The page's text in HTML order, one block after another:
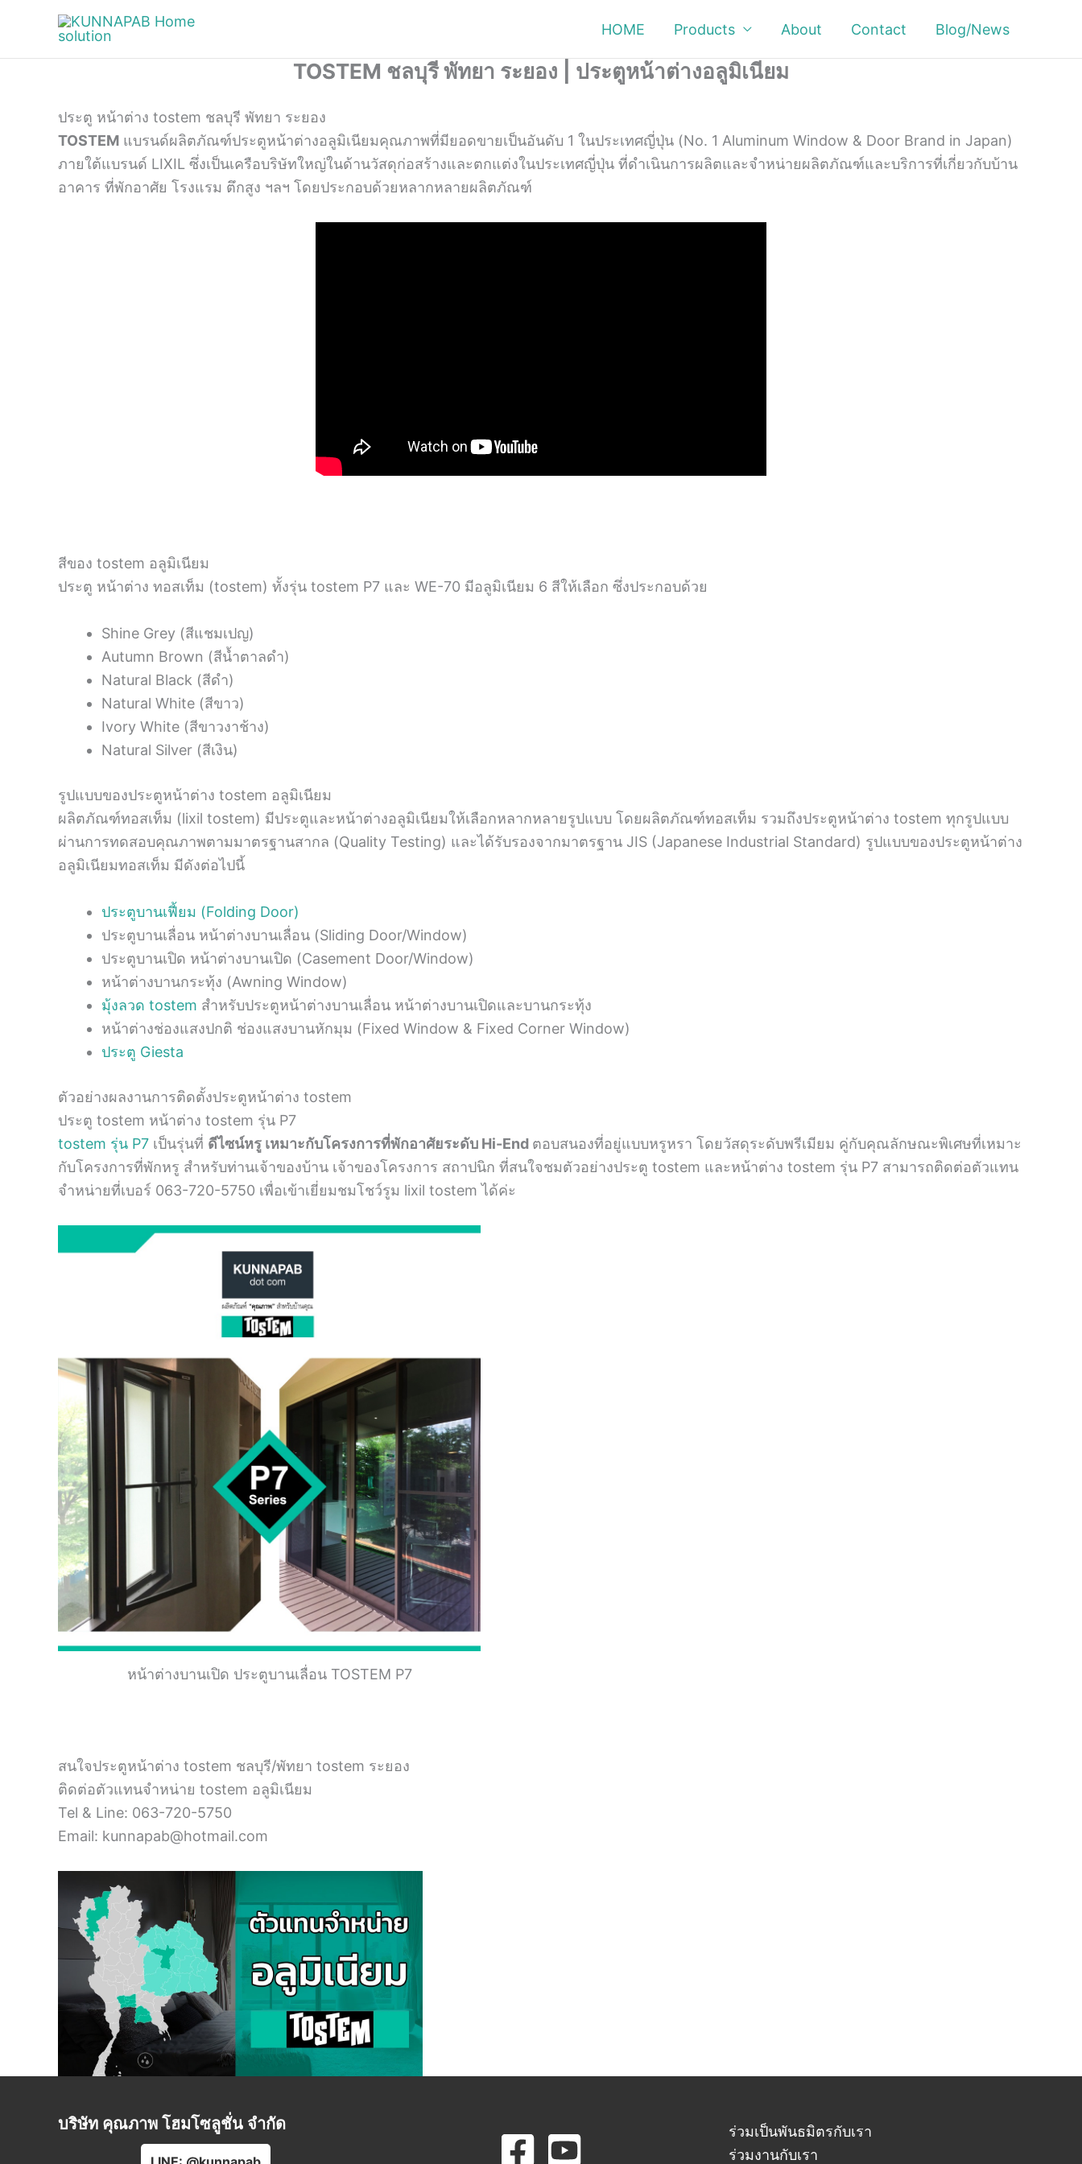
content
HOME Products About Contact Blog/News
TOSTEM ชลบุรี พัทยา ระยอง | ประตูหน้าต่างอลูมิเนียม
ประตู​ หน้าต่าง tostem ชลบุรี พัทยา ระยอง
TOSTEM แบรนด์ผลิตภัณฑ์ประตูหน้าต่างอลูมิเนียมคุณภาพที่มียอดขายเป็นอันดับ 1 ในประเทศญี่ปุ่น ​(No. 1 Aluminum Window & Door Brand in Japan)
ภายใต้แบรนด์ LIXIL ซึ่งเป็นเครือบริษัทใหญ่ในด้านวัสดุก่อสร้างและตกแต่งในประเทศญี่ปุ่น ที่ดำเนินการผลิตและจำหน่ายผลิตภัณฑ์และบริการที่เกี่ยวกับบ้าน
อาคาร ที่พักอาศัย โรงแรม ตึกสูง ฯลฯ โดยประกอบด้วยหลากหลายผลิตภัณฑ์
สีของ tostem อลูมิเนียม
ประตู หน้าต่าง ทอสเท็ม (tostem) ทั้งรุ่น tostem P7 และ WE-70 มีอลูมิเนียม 6 สีให้เลือก ซึ่งประกอบด้วย
Shine Grey (สีแชมเปญ)
Autumn Brown (สีน้ำตาลดำ)
Natural Black (สีดำ)
Natural White (สีขาว)
Ivory White (สีขาวงาช้าง)
Natural Silver (สีเงิน)
รูปแบบของประตูหน้าต่าง tostem อลูมิเนียม
ผลิตภัณฑ์ทอสเท็ม (lixil tostem) มีประตูและหน้าต่างอลูมิเนียมให้เลือกหลากหลายรูปแบบ โดยผลิตภัณฑ์ทอสเท็ม รวมถึงประตูหน้าต่าง tostem ทุกรูปแบบ
ผ่านการทดสอบคุณภาพตามมาตรฐานสากล (Quality Testing) และได้รับรองจากมาตรฐาน JIS (Japanese Industrial Standard) รูปแบบของประตูหน้าต่าง
อลูมิเนียมทอสเท็ม มีดังต่อไปนี้
ประตูบานเฟี้ยม (Folding Door)
ประตูบานเลื่อน หน้าต่างบานเลื่อน (Sliding Door/Window)
ประตูบานเปิด หน้าต่างบานเปิด (Casement Door/Window)
หน้าต่างบานกระทุ้ง (Awning Window)
มุ้งลวด tostem สำหรับประตูหน้าต่างบานเลื่อน หน้าต่างบานเปิดและบานกระทุ้ง
หน้าต่างช่องแสงปกติ ช่องแสงบานหักมุม (Fixed Window & Fixed Corner Window)
ประตู Giesta
ตัวอย่างผลงานการติดตั้งประตูหน้าต่าง tostem
ประตู tostem หน้าต่าง tostem รุ่น P7
tostem รุ่น P7 เป็นรุ่นที่ ดีไซน์หรู เหมาะกับโครงการที่พักอาศัยระดับ Hi-End ตอบสนองที่อยู่แบบหรูหรา โดยวัสดุระดับพรีเมียม คู่กับคุณลักษณะพิเศษที่เหมาะ
กับโครงการที่พักหรู สำหรับท่านเจ้าของบ้าน เจ้าของโครงการ สถาปนิก ที่สนใจชมตัวอย่างประตู tostem และหน้าต่าง tostem รุ่น P7 สามารถติดต่อตัวแทน
จำหน่ายที่เบอร์​ 063-720-5750 เพื่อเข้าเยี่ยมชมโชว์รูม lixil tostem ได้ค่ะ
หน้าต่างบานเปิด ประตูบานเลื่อน TOSTEM P7
สนใจประตูหน้าต่าง tostem ชลบุรี/พัทยา tostem ระยอง
ติดต่อตัวแทนจำหน่าย tostem อลูมิเนียม
Tel & Line: 063-720-5750
Email: kunnapab@hotmail.com
บริษัท คุณภาพ โฮมโซลูชั่น จำกัด
ร่วมเป็นพันธมิตรกับเรา
ร่วมงานกับเรา